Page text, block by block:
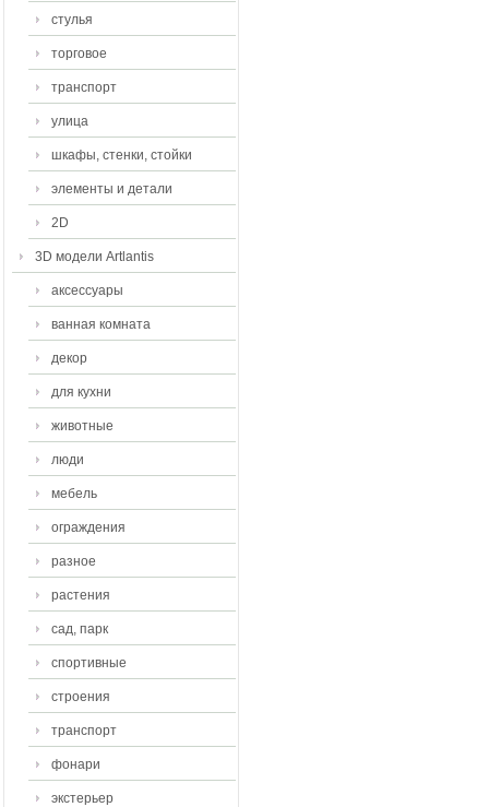
стулья
торговое
транспорт
улица
шкафы, стенки, стойки
элементы и детали
2D
3D модели Artlantis
аксессуары
ванная комната
декор
для кухни
животные
люди
мебель
ограждения
разное
растения
сад, парк
спортивные
строения
транспорт
фонари
экстерьер